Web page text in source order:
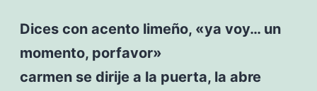
Dices con acento limeño, «ya voy… un
momento, porfavor»
carmen se dirije a la puerta, la abre